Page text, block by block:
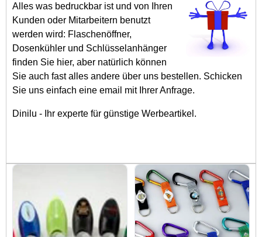
Alles was bedruckbar ist und von Ihren
Kunden oder Mitarbeitern benutzt
werden wird: Flaschenöffner,
Dosenkühler und Schlüsselanhänger
finden Sie hier, aber natürlich können
Sie auch fast alles andere über uns bestellen. Schicken
Sie uns einfach eine email mit Ihrer Anfrage.
Dinilu - Ihr experte für günstige Werbeartikel.